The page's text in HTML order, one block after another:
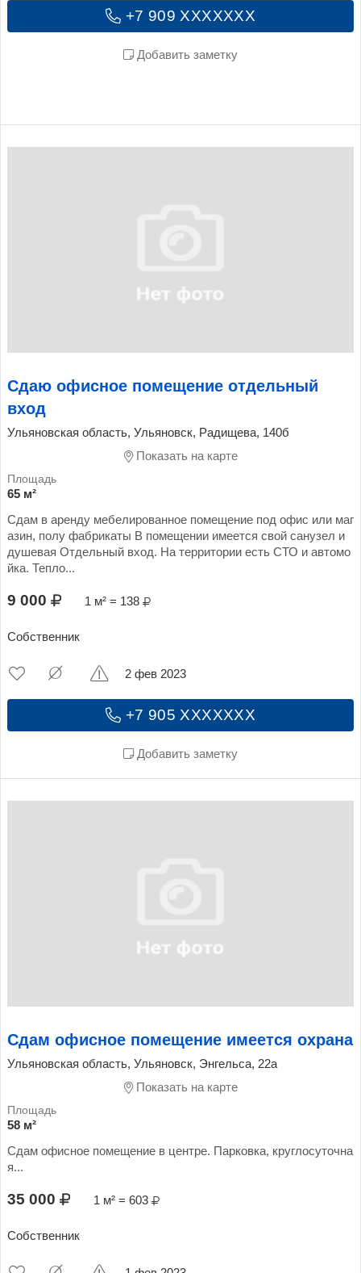
+7 909 XXXXXXX
Добавить заметку
Сдаю офисное помещение отдельный
вход
Ульяновская область, Ульяновск, Радищева, 140б
Показать на карте
65 м²
Сдам в аренду мебелированное помещение под офис или маг
азин, полу фабрикаты В помещении имеется свой санузел и
душевая Отдельный вход. На территории есть СТО и автомо
йка. Тепло...
9 000 1 м² = 138
Собственник
+7 905 XXXXXXX
Добавить заметку
2 фев 2023
Сдам офисное помещение имеется охрана
Ульяновская область, Ульяновск, Энгельса, 22а
Показать на карте
58 м²
Сдам офисное помещение в центре. Парковка, круглосуточна
я...
35 000 1 м² = 603
Собственник